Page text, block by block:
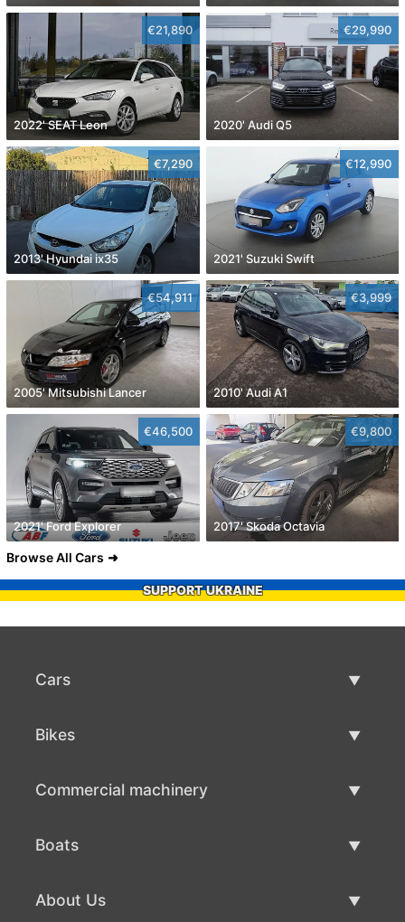
€21,890
2022' SEAT Leon
€29,990
2020' Audi Q5
€7,290
2013' Hyundai ix35
€12,990
2021' Suzuki Swift
€54,911
2005' Mitsubishi Lancer
€3,999
2010' Audi A1
€46,500
2021' Ford Explorer
€9,800
2017' Skoda Octavia
Browse All Cars
SUPPORT UKRAINE
Cars
Bikes
Commercial machinery
Boats
About Us